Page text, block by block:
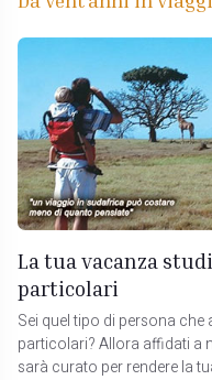
La tua vacanza
particolari
Sei quel tipo di persona
particolari? Allora affidati a
sarà curato per rendere la